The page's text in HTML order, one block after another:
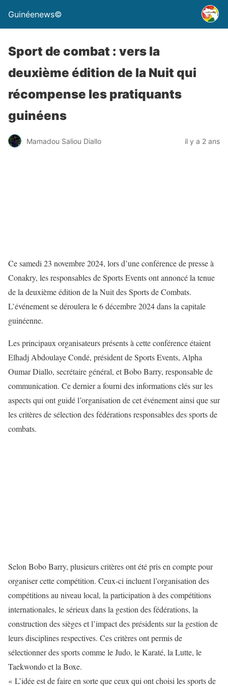
Guinéenews©
Sport de combat : vers la
deuxième édition de la Nuit qui
récompense les pratiquants
guinéens
Mamadou Saliou Diallo il y a 2 ans
Ce samedi 23 novembre 2024, lors d’une conférence de presse à
Conakry, les responsables de Sports Events ont annoncé la tenue
de la deuxième édition de la Nuit des Sports de Combats.
L’événement se déroulera le 6 décembre 2024 dans la capitale
guinéenne.
Les principaux organisateurs présents à cette conférence étaient
Elhadj Abdoulaye Condé, président de Sports Events, Alpha
Oumar Diallo, secrétaire général, et Bobo Barry, responsable de
communication. Ce dernier a fourni des informations clés sur les
aspects qui ont guidé l’organisation de cet événement ainsi que sur
les critères de sélection des fédérations responsables des sports de
combats.
Selon Bobo Barry, plusieurs critères ont été pris en compte pour
organiser cette compétition. Ceux-ci incluent l’organisation des
compétitions au niveau local, la participation à des compétitions
internationales, le sérieux dans la gestion des fédérations, la
construction des sièges et l’impact des présidents sur la gestion de
leurs disciplines respectives. Ces critères ont permis de
sélectionner des sports comme le Judo, le Karaté, la Lutte, le
Taekwondo et la Boxe.
« L’idée est de faire en sorte que ceux qui ont choisi les sports de